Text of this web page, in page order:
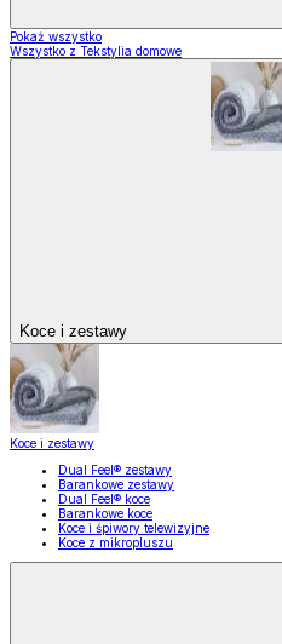
Pokaż wszystko
Wszystko z Tekstylia domowe
Koce i zestawy
Koce i zestawy
Dual Feel® zestawy
Barankowe zestawy
Dual Feel® koce
Barankowe koce
Koce i śpiwory telewizyjne
Koce z mikropluszu